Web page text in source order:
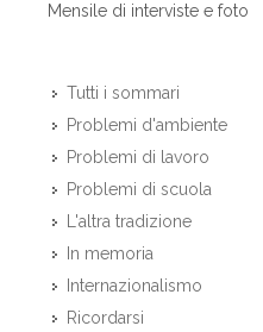
Mensile di interviste e foto
Tutti i sommari
Problemi d'ambiente
Problemi di lavoro
Problemi di scuola
L'altra tradizione
In memoria
Internazionalismo
Ricordarsi